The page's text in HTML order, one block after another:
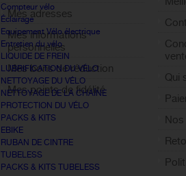
Compteur vélo
Éclairage
Equipement Vélo électrique
Entretien du vélo
LIQUIDE DE FREIN
LUBRIFICATION DU VÉLO
NETTOYAGE DU VÉLO
NETTOYAGE DE LA CHAÎNE
PROTECTION DU VÉLO
PACKS & KITS
EBIKE
RUBAN DE CINTRE
TUBELESS
PACKS & KITS TUBELESS
Mes adresses
Mes informations
personnelles
Mes bons de réduction
Mes points de fidélité
Sign out
Qui